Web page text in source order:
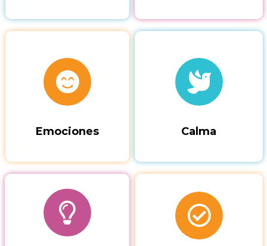
Emociones Calma